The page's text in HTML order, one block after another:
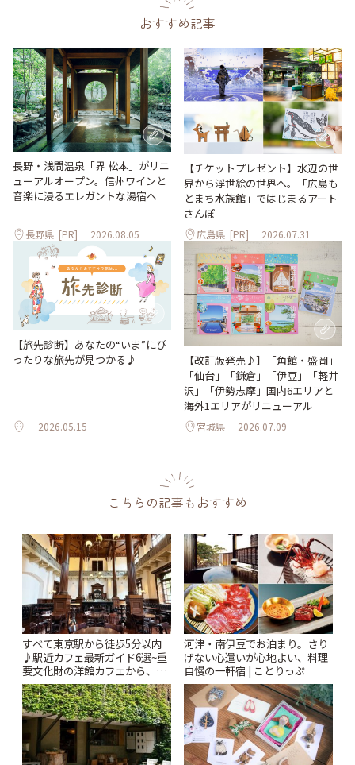
おすすめ記事
長野・浅間温泉「界 松本」がリニ
ューアルオープン。信州ワインと
音楽に浸るエレガントな湯宿へ
長野県 [PR] 2026.08.05
【チケットプレゼント】水辺の世
界から浮世絵の世界へ。「広島も
とまち水族館」ではじまるアート
さんぽ
広島県 [PR] 2026.07.31
【旅先診断】あなたの“いま”にぴ
ったりな旅先が見つかる♪
2026.05.15
【改訂版発売♪】「角館・盛岡」
「仙台」「鎌倉」「伊豆」「軽井
沢」「伊勢志摩」国内6エリアと
海外1エリアがリニューアル
宮城県 2026.07.09
こちらの記事もおすすめ
すべて東京駅から徒歩5分以内
♪駅近カフェ最新ガイド6選~重
要文化財の洋館カフェから、改
札すぐのレトロ喫茶まで~ | こと
りっぷ
河津・南伊豆でお泊まり。さり
げない心遣いが心地よい、料理
自慢の一軒宿 | ことりっぷ